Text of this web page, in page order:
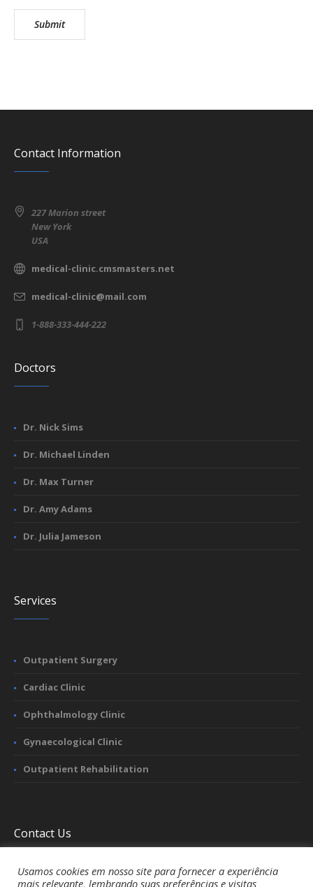
Contact Information
227 Marion street
New York
USA
medical-clinic.cmsmasters.net
medical-clinic@mail.com
1-888-333-444-222
Doctors
Dr. Nick Sims
Dr. Michael Linden
Dr. Max Turner
Dr. Amy Adams
Dr. Julia Jameson
Services
Outpatient Surgery
Cardiac Clinic
Ophthalmology Clinic
Gynaecological Clinic
Outpatient Rehabilitation
Contact Us
Usamos cookies em nosso site para fornecer a experiência
mais relevante, lembrando suas preferências e visitas